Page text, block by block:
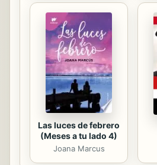
Las luces de febrero
(Meses a tu lado 4)
Joana Marcus